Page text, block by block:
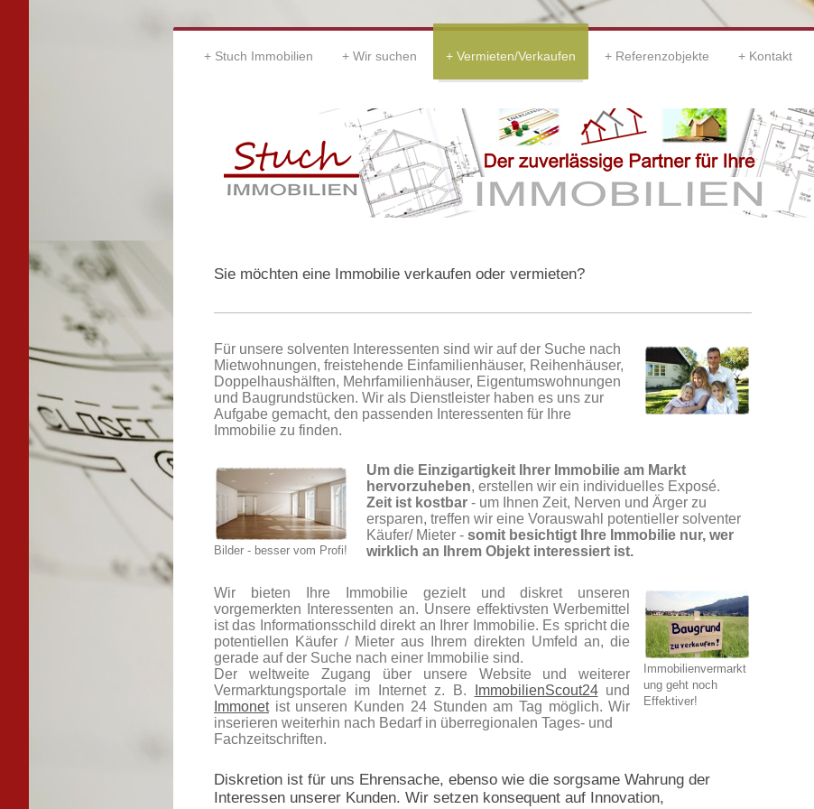
Stuch Immobilien Wir suchen Vermieten/Verkaufen Referenzobjekte Kontakt
Sie möchten eine Immobilie verkaufen oder vermieten?
Für unsere solventen Interessenten sind wir auf der Suche nach
Mietwohnungen, freistehende Einfamilienhäuser, Reihenhäuser,
Doppelhaushälften, Mehrfamilienhäuser, Eigentumswohnungen
und Baugrundstücken. Wir als Dienstleister haben es uns zur
Aufgabe gemacht, den passenden Interessenten für Ihre
Immobilie zu finden.
Bilder - besser vom Profi!
Um die Einzigartigkeit Ihrer Immobilie am Markt
hervorzuheben, erstellen wir ein individuelles Exposé.
Zeit ist kostbar - um Ihnen Zeit, Nerven und Ärger zu
ersparen, treffen wir eine Vorauswahl potentieller solventer
Käufer/ Mieter - somit besichtigt Ihre Immobilie nur, wer
wirklich an Ihrem Objekt interessiert ist.
Immobilienvermarkt
ung geht noch
Effektiver!
Wir bieten Ihre Immobilie gezielt und diskret unseren
vorgemerkten Interessenten an. Unsere effektivsten Werbemittel
ist das Informationsschild direkt an Ihrer Immobilie. Es spricht die
potentiellen Käufer / Mieter aus Ihrem direkten Umfeld an, die
gerade auf der Suche nach einer Immobilie sind.
Der weltweite Zugang über unsere Website und weiterer
Vermarktungsportale im Internet z. B.
ImmobilienScout24und
Immonetist unseren Kunden 24 Stunden am Tag möglich. Wir
inserieren weiterhin nach Bedarf in überregionalen Tages- und
Fachzeitschriften.
Diskretion ist für uns Ehrensache, ebenso wie die sorgsame Wahrung der
Interessen unserer Kunden. Wir setzen konsequent auf Innovation,